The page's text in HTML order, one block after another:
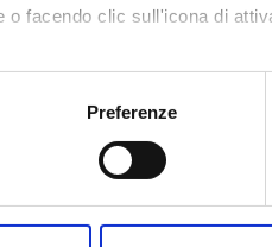
o facendo clic sull'icona di
anche:
sulla tua posizione
in qualsiasi momento
Preferenze